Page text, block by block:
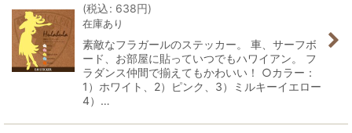
(税込: 638円)
在庫あり
素敵なフラガールのステッカー。 車、サーフボ
ード、お部屋に貼っていつでもハワイアン。 フ
ラダンス仲間で揃えてもかわいい！ ○カラー：
1）ホワイト、2）ピンク、3）ミルキーイエロー
4）…